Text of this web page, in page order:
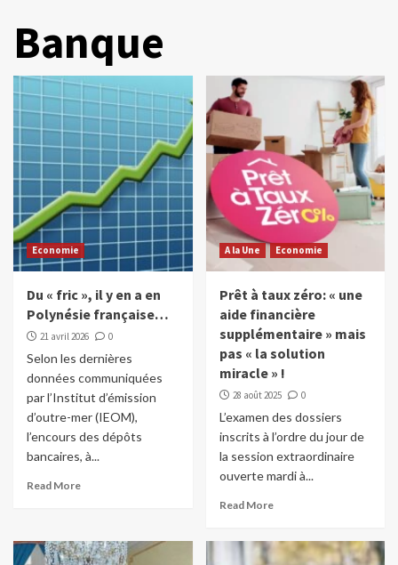
Banque
Economie
Du « fric », il y en a en
Polynésie française…
21 avril 2026 0
Selon les dernières
données communiquées
par l’Institut d’émission
d’outre-mer (IEOM),
l’encours des dépôts
bancaires, à...
Read More
A la Une Economie
Prêt à taux zéro: « une
aide financière
supplémentaire » mais
pas « la solution
miracle » !
28 août 2025 0
L’examen des dossiers
inscrits à l’ordre du jour de
la session extraordinaire
ouverte mardi à...
Read More